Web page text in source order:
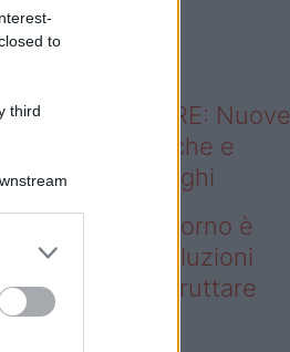
to
third
sapevi che...
ABITARE: Nuove
domestiche e
dei luoghi
– Se il soggiorno è
queste soluzioni
aiutano a sfruttare
spazio